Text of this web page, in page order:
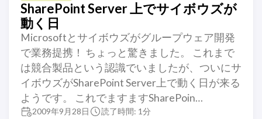
SharePoint Server 上でサイボウズが
動く日
Microsoftとサイボウズがグループウェア開発
で業務提携！ ちょっと驚きました。 これまで
は競合製品という認識でいましたが、ついにサ
イボウズがSharePoint Server上で動く日が来る
ようです。 これでますますSharePoin…
2009年9月28日 読了時間: 1分